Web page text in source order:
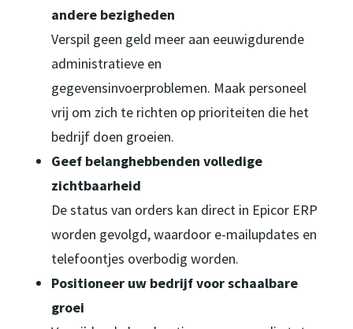
andere bezigheden
Verspil geen geld meer aan eeuwigdurende
administratieve en
gegevensinvoerproblemen. Maak personeel
vrij om zich te richten op prioriteiten die het
bedrijf doen groeien.
Geef belanghebbenden volledige
zichtbaarheid
De status van orders kan direct in Epicor ERP
worden gevolgd, waardoor e-mailupdates en
telefoontjes overbodig worden.
Positioneer uw bedrijf voor schaalbare
groei